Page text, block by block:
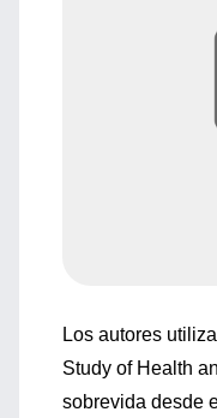
Los autores
Study of Health
sobrevida desde